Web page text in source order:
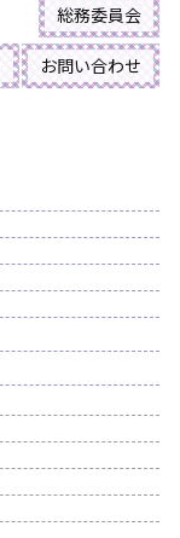
総務委員会
お問い合わせ